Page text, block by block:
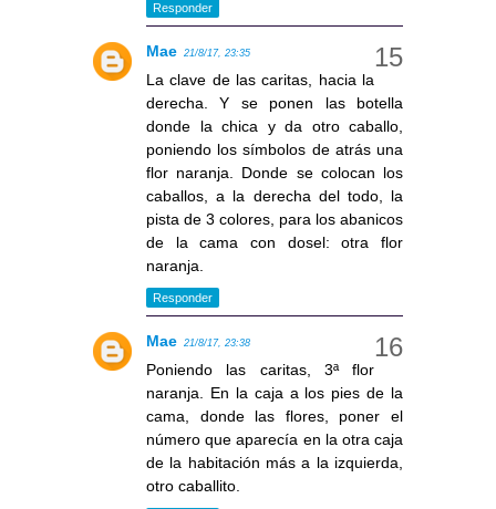
Responder
Mae 21/8/17, 23:35
La clave de las caritas, hacia la
derecha. Y se ponen las botella
donde la chica y da otro caballo,
poniendo los símbolos de atrás una
flor naranja. Donde se colocan los
caballos, a la derecha del todo, la
pista de 3 colores, para los abanicos
de la cama con dosel: otra flor
naranja.
Responder
Mae 21/8/17, 23:38
Poniendo las caritas, 3ª flor
naranja. En la caja a los pies de la
cama, donde las flores, poner el
número que aparecía en la otra caja
de la habitación más a la izquierda,
otro caballito.